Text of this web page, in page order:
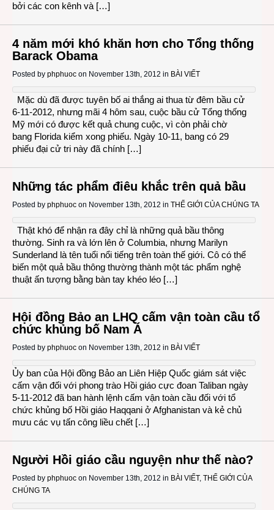
bởi các con kênh và […]
4 năm mới khó khăn hơn cho Tổng thống
Barack Obama
Posted by phphuoc on November 13th, 2012 in BÀI VIẾT
Mặc dù đã được tuyên bố ai thắng ai thua từ đêm bầu cử
6-11-2012, nhưng mãi 4 hôm sau, cuộc bầu cử Tổng thống
Mỹ mới có được kết quả chung cuộc, vì còn phải chờ
bang Florida kiểm xong phiếu. Ngày 10-11, bang có 29
phiếu đại cử tri này đã chính […]
Những tác phẩm điêu khắc trên quả bầu
Posted by phphuoc on November 13th, 2012 in THẾ GIỚI CỦA CHÚNG TA
Thật khó để nhận ra đây chỉ là những quả bầu thông
thường. Sinh ra và lớn lên ở Columbia, nhưng Marilyn
Sunderland là tên tuổi nổi tiếng trên toàn thế giới. Cô có thể
biến một quả bầu thông thường thành một tác phẩm nghệ
thuật ấn tượng bằng bàn tay khéo léo […]
Hội đồng Bảo an LHQ cấm vận toàn cầu tổ
chức khủng bố Nam Á
Posted by phphuoc on November 13th, 2012 in BÀI VIẾT
Ủy ban của Hội đồng Bảo an Liên Hiệp Quốc giám sát việc
cấm vận đối với phong trào Hồi giáo cực đoan Taliban ngày
5-11-2012 đã ban hành lệnh cấm vận toàn cầu đối với tổ
chức khủng bố Hồi giáo Haqqani ở Afghanistan và kẻ chủ
mưu các vụ tấn công liều chết […]
Người Hồi giáo cầu nguyện như thế nào?
Posted by phphuoc on November 13th, 2012 in BÀI VIẾT, THẾ GIỚI CỦA
CHÚNG TA